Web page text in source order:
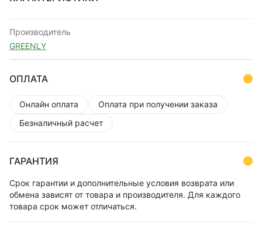
Производитель
GREENLY
ОПЛАТА
Онлайн оплата
Оплата при получении заказа
Безналичный расчет
ГАРАНТИЯ
Срок гарантии и дополнительные условия возврата или
обмена зависят от товара и производителя. Для каждого
товара срок может отличаться.